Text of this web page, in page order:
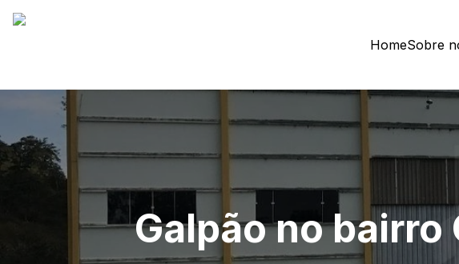
HomeSobre
Galpão no bairro